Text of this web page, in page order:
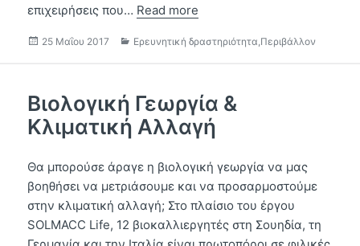
επιχειρήσεις που… Read more
Δημοσιεύτηκε
25 Μαΐου 2017 Κατηγορίες
Ερευνητική δραστηριότητα Περιβάλλον
Βιολογική Γεωργία &
Κλιματική Αλλαγή
Θα μπορούσε άραγε η βιολογική γεωργία να μας
βοηθήσει να μετριάσουμε και να προσαρμοστούμε
στην κλιματική αλλαγή; Στο πλαίσιο του έργου
SOLMACC Life, 12 βιοκαλλιεργητές στη Σουηδία, τη